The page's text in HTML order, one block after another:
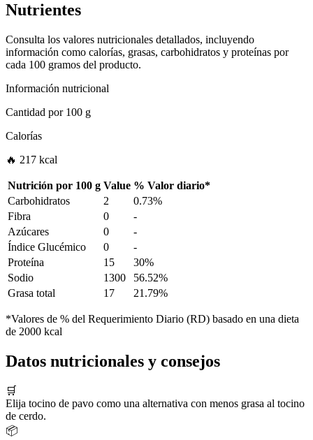
Nutrientes
Consulta los valores nutricionales detallados, incluyendo
información como calorías, grasas, carbohidratos y proteínas por
cada 100 gramos del producto.
Información nutricional
Cantidad por100 g
Calorías
🔥 217 kcal
Nutrición por 100 g Value % Valor diario*
Carbohidratos
2
0.73%
Fibra
0
-
Azúcares
0
-
Índice Glucémico
0
-
Proteína
15
30%
Sodio
1300
56.52%
Grasa total
17 21.79%
*Valores de % del Requerimiento Diario (RD) basado en una dieta
de 2000 kcal
Datos nutricionales y consejos
🛒
Elija tocino de pavo como una alternativa con menos grasa al tocino
de cerdo.
📦